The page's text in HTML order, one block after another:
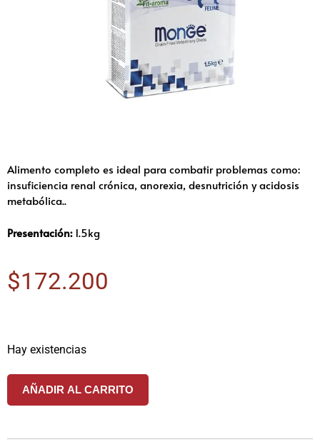
Alimento completo es ideal para combatir problemas como:
insuficiencia renal crónica, anorexia, desnutrición y acidosis
metabólica..
Presentación:1.5kg
$172.200
Hay existencias
AÑADIR AL CARRITO